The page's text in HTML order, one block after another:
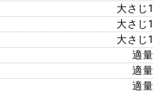
大さじ1
大さじ1
大さじ1
適量
適量
適量